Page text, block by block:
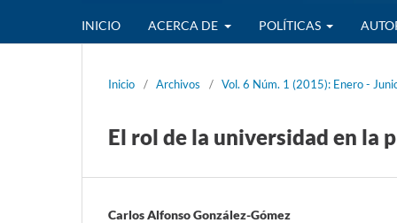
INICIO ACERCA DE POLÍTICAS
Inicio / Archivos / Vol. 6 Núm. 1 (2015): Enero -
El rol de la universidad en la
Carlos Alfonso González-Gómez